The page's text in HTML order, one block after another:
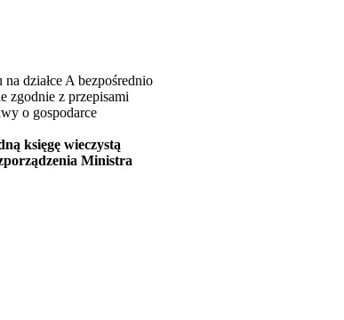
działce A bezpośrednio
zgodnie z przepisami
o gospodarce
księgę wieczystą
Ministra